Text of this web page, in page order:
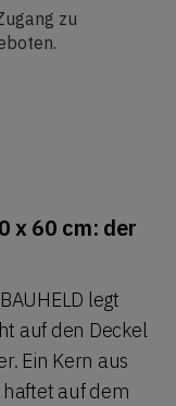
zu
x 60 cm: der
legt
auf den Deckel
Ein Kern aus
auf dem